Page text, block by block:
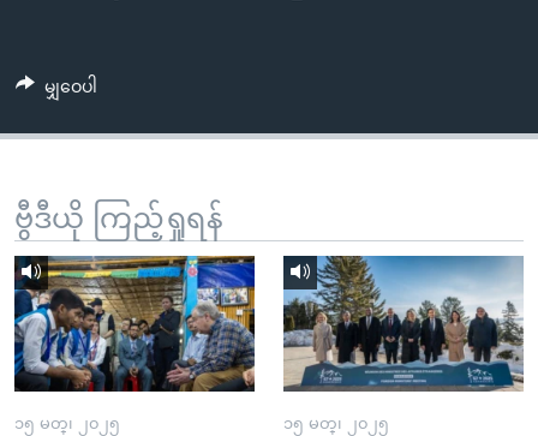
နေရာ မျှဝေပါ
ဗွီဒီယို ကြည့်ရှုရန်
၁၅ မတ္၊ ၂၀၂၅ ၁၅ မတ္၊ ၂၀၂၅